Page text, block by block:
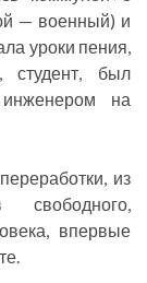
— военный) и
уроки пения,
был
на
из
впервые